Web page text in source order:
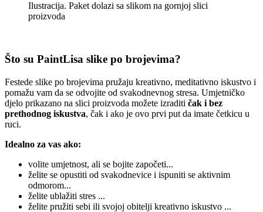
Ilustracija. Paket dolazi sa slikom na gornjoj slici
proizvoda
Što su PaintLisa slike po brojevima?
Festede slike po brojevima pružaju kreativno, meditativno iskustvo i
pomažu vam da se odvojite od svakodnevnog stresa. Umjetničko
djelo prikazano na slici proizvoda možete izraditi čak i bez
prethodnog iskustva, čak i ako je ovo prvi put da imate četkicu u
ruci.
Idealno za vas ako:
volite umjetnost, ali se bojite započeti...
želite se opustiti od svakodnevice i ispuniti se aktivnim
odmorom...
želite ublažiti stres ...
želite pružiti sebi ili svojoj obitelji kreativno iskustvo ...